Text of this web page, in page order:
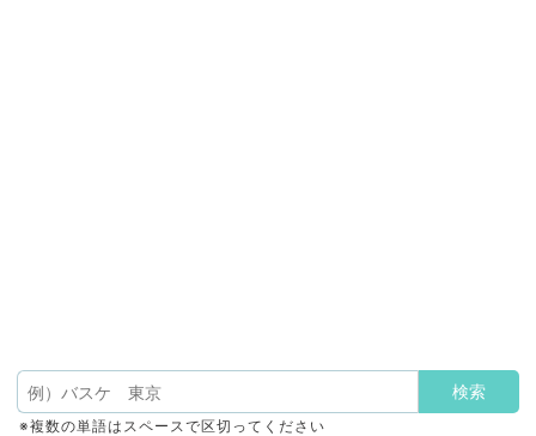
※複数の単語はスペースで区切ってください